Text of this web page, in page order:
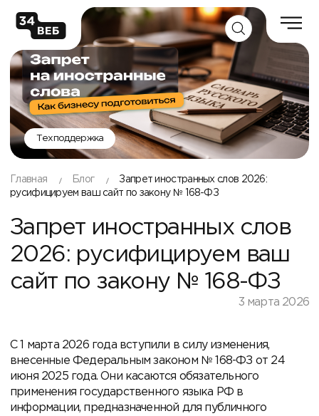
Техподдержка
Главная Блог
Запрет иностранных слов 2026:
русифицируем ваш сайт по закону № 168-ФЗ
Запрет иностранных слов
2026: русифицируем ваш
сайт по закону № 168-ФЗ
3 марта 2026
С 1 марта 2026 года вступили в силу изменения,
внесенные Федеральным законом №168-ФЗ от 24
июня 2025 года. Они касаются обязательного
применения государственного языка РФ в
информации, предназначенной для публичного